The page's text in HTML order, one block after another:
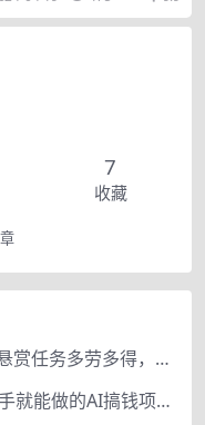
7
收藏
赏帮赚悬赏奖励到账200元，悬赏任务多劳多得，人人可做。
上架2小时收入630+，只要有手就能做的AI搞钱项目，奶奶看完都能学会!